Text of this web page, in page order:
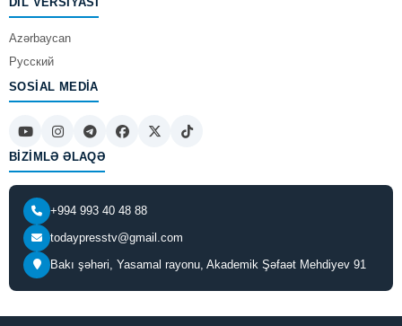
Azərbaycan
Русский
SOSIAL MEDIA
BIZIMLƏ ƏLAQƏ
+994 993 40 48 88
todaypresstv@gmail.com
Bakı şəhəri, Yasamal rayonu, Akademik Şəfaət Mehdiyev 91